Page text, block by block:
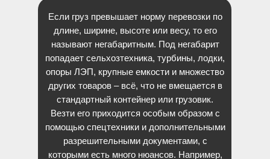
Если груз превышает норму перевозки по
длине, ширине, высоте или весу, то его
называют негабаритным. Под негабарит
попадает сельхозтехника, турбины, лодки,
опоры ЛЭП, крупные емкости и множество
других товаров – всё, что не вмещается в
стандартный контейнер или грузовик.
Везти его приходится особым образом с
помощью спецтехники и дополнительными
разрешительными документами, с
которыми есть много нюансов. Например,